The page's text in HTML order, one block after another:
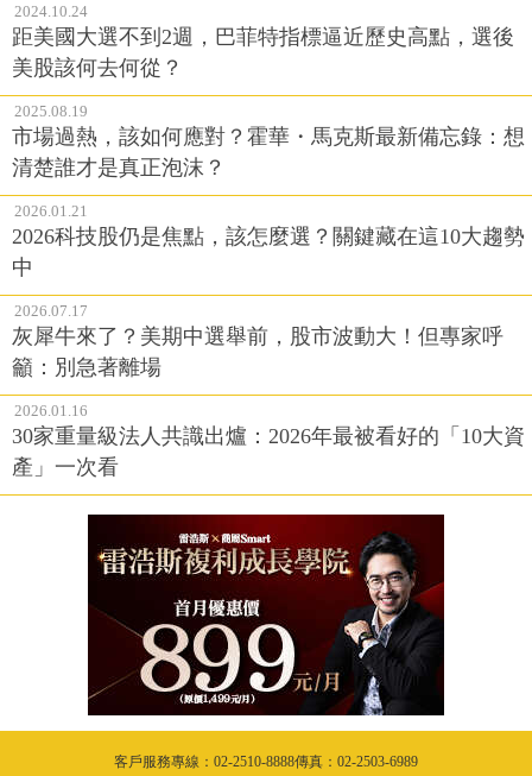
2024.10.24
距美國大選不到2週，巴菲特指標逼近歷史高點，選後
美股該何去何從？
2025.08.19
市場過熱，該如何應對？霍華・馬克斯最新備忘錄：想
清楚誰才是真正泡沫？
2026.01.21
2026科技股仍是焦點，該怎麼選？關鍵藏在這10大趨勢
中
2026.07.17
灰犀牛來了？美期中選舉前，股市波動大！但專家呼
籲：別急著離場
2026.01.16
30家重量級法人共識出爐：2026年最被看好的「10大資
產」一次看
客戶服務專線：02-2510-8888傳真：02-2503-6989